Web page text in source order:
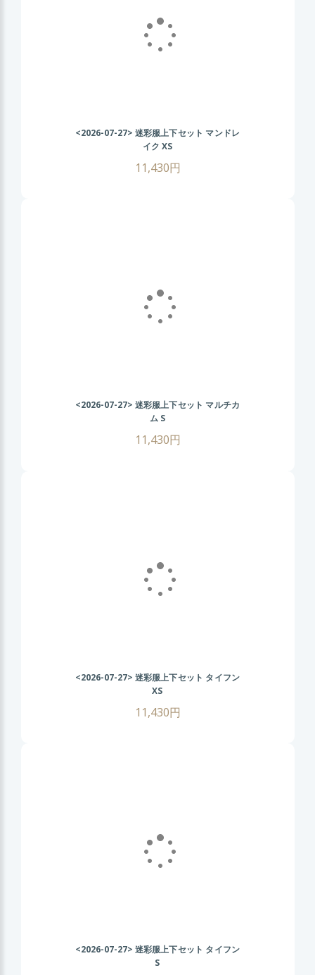
<2026-07-27> 迷彩服上下セット マンドレ
イク XS
11,430円
<2026-07-27> 迷彩服上下セット マルチカ
ム S
11,430円
<2026-07-27> 迷彩服上下セット タイフン
XS
11,430円
<2026-07-27> 迷彩服上下セット タイフン
S